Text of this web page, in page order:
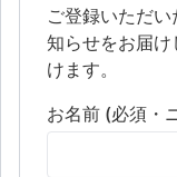
ご登録いただ
知らせをお届
けます。
お名前 (必須・